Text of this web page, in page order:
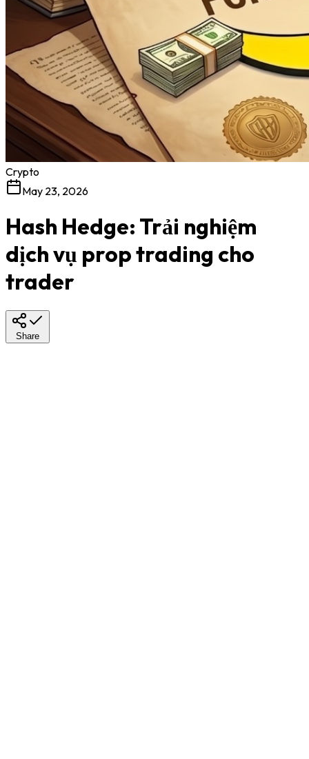
Crypto
May 23, 2026
Hash Hedge: Trải nghiệm
dịch vụ prop trading cho
trader
Share